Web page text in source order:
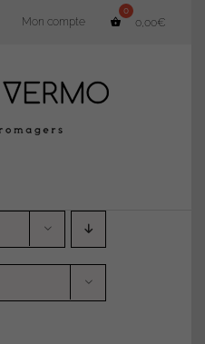
Mon compte 0,00€